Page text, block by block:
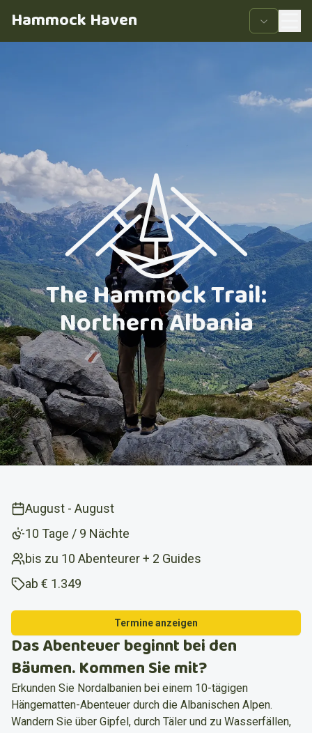
Hammock Haven
The Hammock Trail:
Northern Albania
August - August
10 Tage / 9 Nächte
bis zu 10 Abenteurer + 2 Guides
ab € 1.349
Termine anzeigen
Das Abenteuer beginnt bei den
Bäumen. Kommen Sie mit?
Erkunden Sie Nordalbanien bei einem 10-tägigen
Hängematten-Abenteuer durch die Albanischen Alpen.
Wandern Sie über Gipfel, durch Täler und zu Wasserfällen,